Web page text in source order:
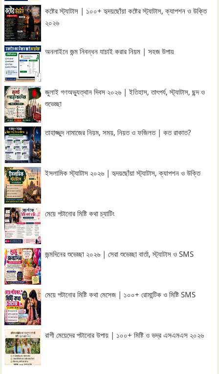
কষ্টের স্ট্যাটাস | ১০০+ হৃদয়ছোঁয়া কষ্টের স্ট্যাটাস, ক্যাপশন ও উক্তি
২০২৬
অনলাইনে জন্ম নিবন্ধন যাচাই করার নিয়ম | সহজ উপায়
জুলাই গণঅভ্যুত্থান দিবস ২০২৬ | ইতিহাস, তাৎপর্য, স্ট্যাটাস, ছন্দ ও
শুভেচ্ছা
তাহাজ্জুদ নামাজের নিয়ম, সময়, নিয়ত ও ফজিলত | কত রাকাত?
ইসলামিক স্ট্যাটাস ২০২৬ | হৃদয়ছোঁয়া স্ট্যাটাস, ক্যাপশন ও উক্তি
মেয়ে পটানোর মিষ্টি কথা চ্যাটিং
জন্মদিনের শুভেচ্ছা ২০২৬ | সেরা শুভেচ্ছা বার্তা, স্ট্যাটাস ও SMS
মেয়ে পটানোর মিষ্টি কথা মেসেজ | ১০০+ রোমান্টিক ও মিষ্টি SMS
রাগী মেয়েদের পটানোর উপায় | ১০০+ মিষ্টি ও ভদ্র এসএমএস ২০২৬